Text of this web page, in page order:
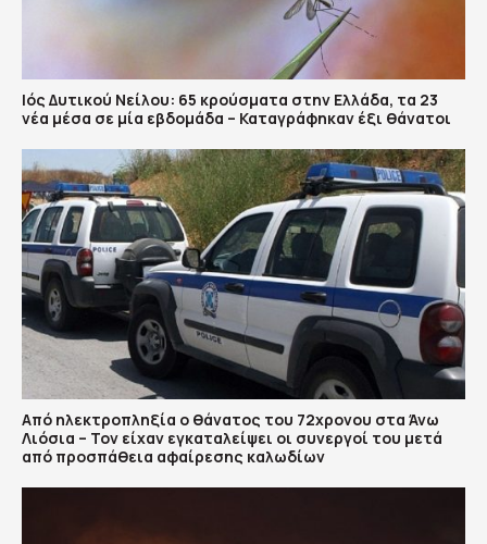
Ιός Δυτικού Νείλου: 65 κρούσματα στην Ελλάδα, τα 23
νέα μέσα σε μία εβδομάδα – Καταγράφηκαν έξι θάνατοι
Από ηλεκτροπληξία ο θάνατος του 72χρονου στα Άνω
Λιόσια – Τον είχαν εγκαταλείψει οι συνεργοί του μετά
από προσπάθεια αφαίρεσης καλωδίων